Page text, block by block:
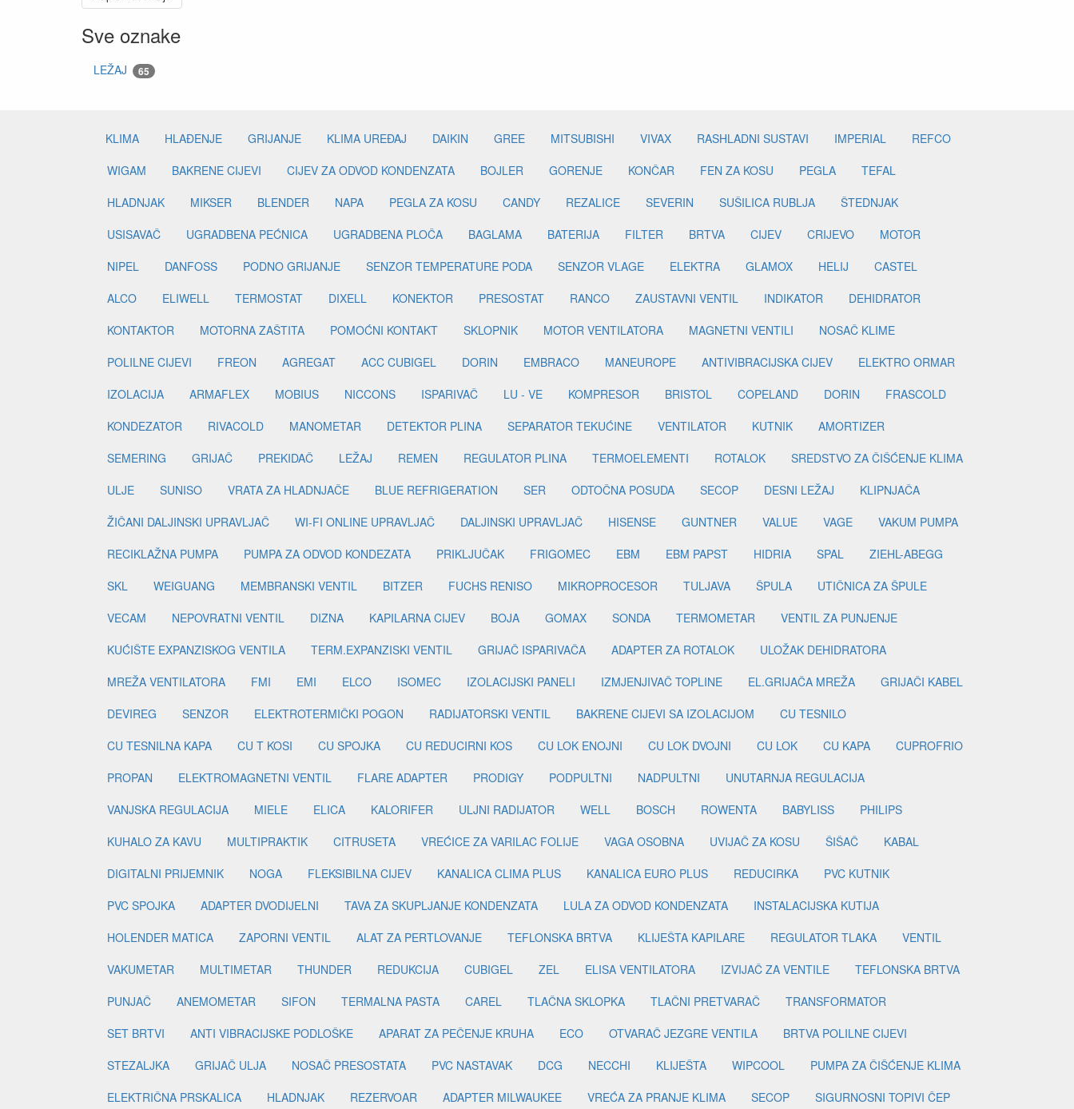
Sve oznake
LEŽAJ 65
KLIMA HLAĐENJE GRIJANJE KLIMA UREĐAJ DAIKIN GREE MITSUBISHI VIVAX RASHLADNI SUSTAVI IMPERIAL
REFCO
WIGAM
BAKRENE CIJEVI CIJEV ZA ODVOD KONDENZATA BOJLER GORENJE KONČAR FEN ZA KOSU PEGLA
TEFAL
HLADNJAK
MIKSER BLENDER NAPA PEGLA ZA KOSU CANDY REZALICE SEVERIN SUŠILICA RUBLJA
ŠTEDNJAK
USISAVAČ
UGRADBENA PEĆNICA UGRADBENA PLOČA BAGLAMA BATERIJA FILTER BRTVA CIJEV CRIJEVO
MOTOR
NIPEL
DANFOSS PODNO GRIJANJE SENZOR TEMPERATURE PODA SENZOR VLAGE ELEKTRA GLAMOX HELIJ
CASTEL
ALCO
ELIWELL TERMOSTAT DIXELL KONEKTOR PRESOSTAT RANCO ZAUSTAVNI VENTIL INDIKATOR
DEHIDRATOR
KONTAKTOR
MOTORNA ZAŠTITA POMOĆNI KONTAKT SKLOPNIK MOTOR VENTILATORA MAGNETNI VENTILI
NOSAČ KLIME
POLILNE CIJEVI
FREON AGREGAT ACC CUBIGEL DORIN EMBRACO MANEUROPE ANTIVIBRACIJSKA CIJEV
ELEKTRO ORMAR
IZOLACIJA
ARMAFLEX MOBIUS NICCONS ISPARIVAČ LU - VE KOMPRESOR BRISTOL COPELAND DORIN
FRASCOLD
KONDEZATOR
RIVACOLD MANOMETAR DETEKTOR PLINA SEPARATOR TEKUĆINE VENTILATOR KUTNIK
AMORTIZER
SEMERING
GRIJAČ PREKIDAČ LEŽAJ REMEN REGULATOR PLINA TERMOELEMENTI ROTALOK
SREDSTVO ZA ČIŠĆENJE KLIMA
ULJE
SUNISO VRATA ZA HLADNJAČE BLUE REFRIGERATION SER ODTOČNA POSUDA SECOP DESNI LEŽAJ
KLIPNJAČA
ŽIČANI DALJINSKI UPRAVLJAČ
WI-FI ONLINE UPRAVLJAČ DALJINSKI UPRAVLJAČ HISENSE GUNTNER VALUE VAGE
VAKUM PUMPA
RECIKLAŽNA PUMPA
PUMPA ZA ODVOD KONDEZATA PRIKLJUČAK FRIGOMEC EBM EBM PAPST HIDRIA SPAL
ZIEHL-ABEGG
SKL
WEIGUANG MEMBRANSKI VENTIL BITZER FUCHS RENISO MIKROPROCESOR TULJAVA ŠPULA
UTIČNICA ZA ŠPULE
VECAM
NEPOVRATNI VENTIL DIZNA KAPILARNA CIJEV BOJA GOMAX SONDA TERMOMETAR
VENTIL ZA PUNJENJE
KUĆIŠTE EXPANZISKOG VENTILA
TERM.EXPANZISKI VENTIL GRIJAČ ISPARIVAČA ADAPTER ZA ROTALOK
ULOŽAK DEHIDRATORA
MREŽA VENTILATORA
FMI EMI ELCO ISOMEC IZOLACIJSKI PANELI IZMJENJIVAČ TOPLINE EL.GRIJAČA MREŽA
GRIJAČI KABEL
DEVIREG
SENZOR ELEKTROTERMIČKI POGON RADIJATORSKI VENTIL BAKRENE CIJEVI SA IZOLACIJOM
CU TESNILO
CU TESNILNA KAPA
CU T KOSI CU SPOJKA CU REDUCIRNI KOS CU LOK ENOJNI CU LOK DVOJNI CU LOK CU KAPA
CUPROFRIO
PROPAN
ELEKTROMAGNETNI VENTIL FLARE ADAPTER PRODIGY PODPULTNI NADPULTNI
UNUTARNJA REGULACIJA
VANJSKA REGULACIJA
MIELE ELICA KALORIFER ULJNI RADIJATOR WELL BOSCH ROWENTA BABYLISS
PHILIPS
KUHALO ZA KAVU
MULTIPRAKTIK CITRUSETA VREĆICE ZA VARILAC FOLIJE VAGA OSOBNA UVIJAČ ZA KOSU ŠIŠAČ
KABAL
DIGITALNI PRIJEMNIK
NOGA FLEKSIBILNA CIJEV KANALICA CLIMA PLUS KANALICA EURO PLUS REDUCIRKA
PVC KUTNIK
PVC SPOJKA
ADAPTER DVODIJELNI TAVA ZA SKUPLJANJE KONDENZATA LULA ZA ODVOD KONDENZATA
INSTALACIJSKA KUTIJA
HOLENDER MATICA
ZAPORNI VENTIL ALAT ZA PERTLOVANJE TEFLONSKA BRTVA KLIJEŠTA KAPILARE REGULATOR TLAKA
VENTIL
VAKUMETAR
MULTIMETAR THUNDER REDUKCIJA CUBIGEL ZEL ELISA VENTILATORA IZVIJAČ ZA VENTILE
TEFLONSKA BRTVA
PUNJAČ
ANEMOMETAR SIFON TERMALNA PASTA CAREL TLAČNA SKLOPKA TLAČNI PRETVARAČ
TRANSFORMATOR
SET BRTVI
ANTI VIBRACIJSKE PODLOŠKE APARAT ZA PEČENJE KRUHA ECO OTVARAČ JEZGRE VENTILA
BRTVA POLILNE CIJEVI
STEZALJKA
GRIJAČ ULJA NOSAČ PRESOSTATA PVC NASTAVAK DCG NECCHI KLIJEŠTA WIPCOOL
PUMPA ZA ČIŠĆENJE KLIMA
ELEKTRIČNA PRSKALICA
HLADNJAK REZERVOAR ADAPTER MILWAUKEE VREĆA ZA PRANJE KLIMA SECOP SIGURNOSNI TOPIVI ČEP